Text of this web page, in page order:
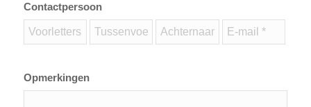
Contactpersoon
Opmerkingen